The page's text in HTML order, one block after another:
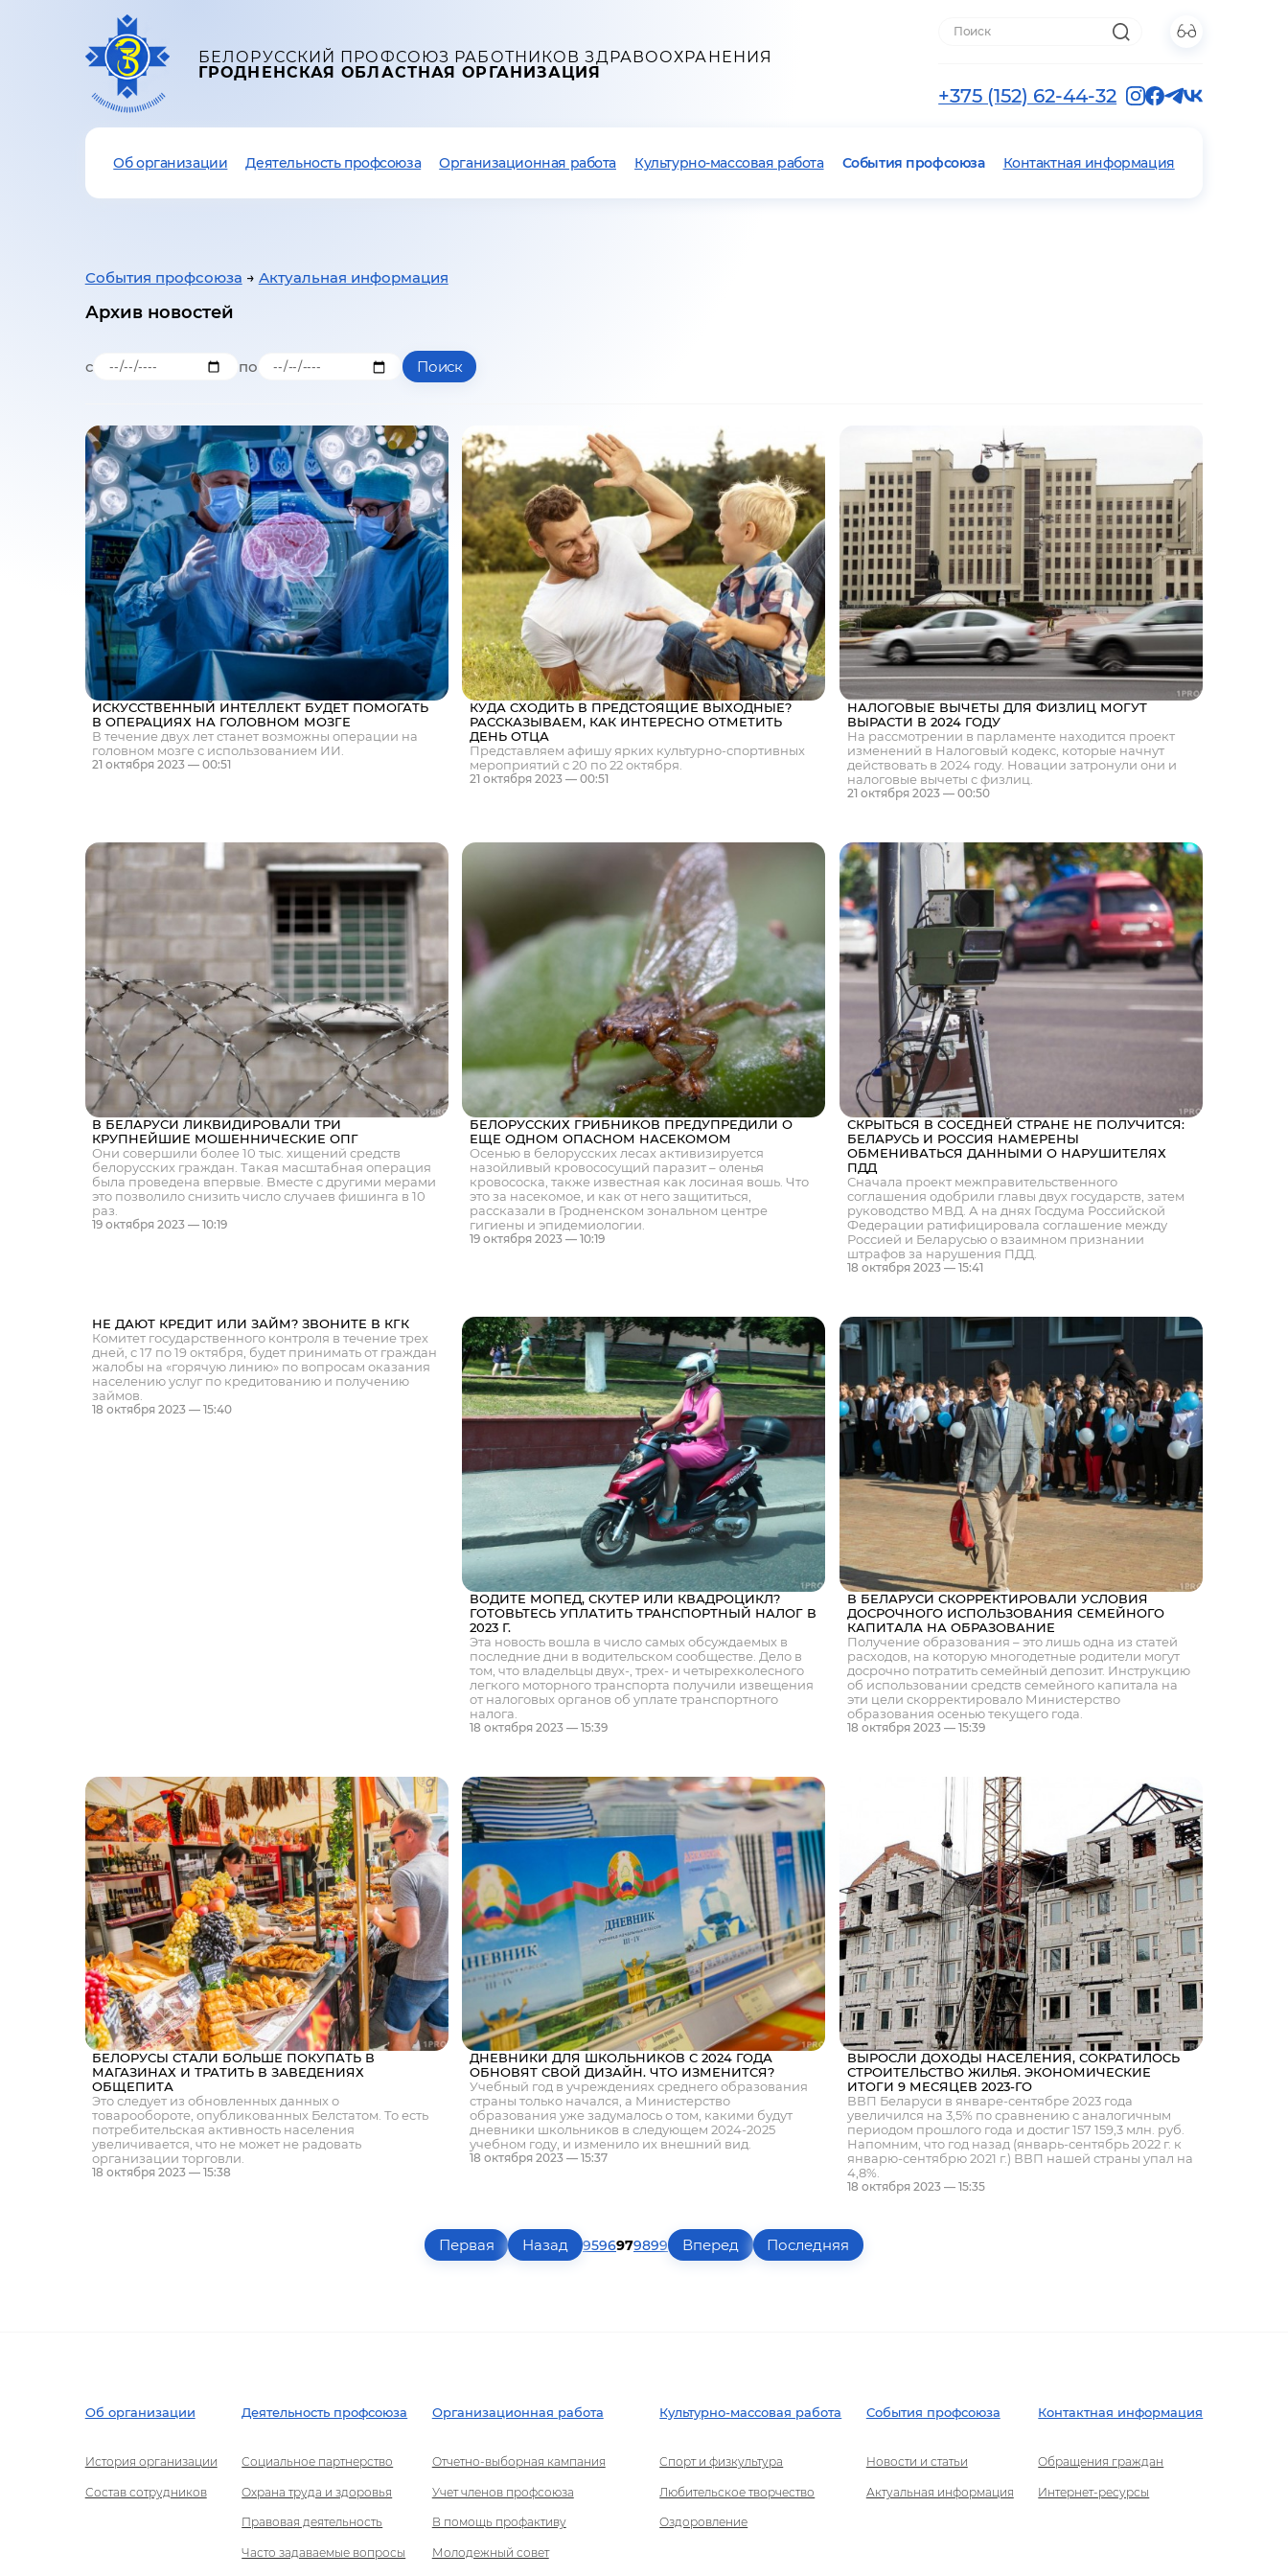
БЕЛОРУССКИЙ ПРОФСОЮЗ РАБОТНИКОВ ЗДРАВООХРАНЕНИЯ
ГРОДНЕНСКАЯ ОБЛАСТНАЯ ОРГАНИЗАЦИЯ
+375 (152) 62-44-32
Об организации Деятельность профсоюза Организационная работа Культурно-массовая работа События профсоюза Контактная информация
События профсоюза → Актуальная информация
Архив новостей
с по
ИСКУССТВЕННЫЙ ИНТЕЛЛЕКТ БУДЕТ ПОМОГАТЬ
В ОПЕРАЦИЯХ НА ГОЛОВНОМ МОЗГЕ
В течение двух лет станет возможны операции на
головном мозге с использованием ИИ.
21 октября 2023 — 00:51
КУДА СХОДИТЬ В ПРЕДСТОЯЩИЕ ВЫХОДНЫЕ?
РАССКАЗЫВАЕМ, КАК ИНТЕРЕСНО ОТМЕТИТЬ
ДЕНЬ ОТЦА
Представляем афишу ярких культурно-спортивных
мероприятий с 20 по 22 октября.
21 октября 2023 — 00:51
НАЛОГОВЫЕ ВЫЧЕТЫ ДЛЯ ФИЗЛИЦ МОГУТ
ВЫРАСТИ В 2024 ГОДУ
На рассмотрении в парламенте находится проект
изменений в Налоговый кодекс, которые начнут
действовать в 2024 году. Новации затронули они и
налоговые вычеты с физлиц.
21 октября 2023 — 00:50
В БЕЛАРУСИ ЛИКВИДИРОВАЛИ ТРИ
КРУПНЕЙШИЕ МОШЕННИЧЕСКИЕ ОПГ
Они совершили более 10 тыс. хищений средств
белорусских граждан. Такая масштабная операция
была проведена впервые. Вместе с другими мерами
это позволило снизить число случаев фишинга в 10
раз.
19 октября 2023 — 10:19
БЕЛОРУССКИХ ГРИБНИКОВ ПРЕДУПРЕДИЛИ О
ЕЩЕ ОДНОМ ОПАСНОМ НАСЕКОМОМ
Осенью в белорусских лесах активизируется
назойливый кровососущий паразит – оленья
кровососка, также известная как лосиная вошь. Что
это за насекомое, и как от него защититься,
рассказали в Гродненском зональном центре
гигиены и эпидемиологии.
19 октября 2023 — 10:19
СКРЫТЬСЯ В СОСЕДНЕЙ СТРАНЕ НЕ ПОЛУЧИТСЯ:
БЕЛАРУСЬ И РОССИЯ НАМЕРЕНЫ
ОБМЕНИВАТЬСЯ ДАННЫМИ О НАРУШИТЕЛЯХ
ПДД
Сначала проект межправительственного
соглашения одобрили главы двух государств, затем
руководство МВД. А на днях Госдума Российской
Федерации ратифицировала соглашение между
Россией и Беларусью о взаимном признании
штрафов за нарушения ПДД.
18 октября 2023 — 15:41
НЕ ДАЮТ КРЕДИТ ИЛИ ЗАЙМ? ЗВОНИТЕ В КГК
Комитет государственного контроля в течение трех
дней, с 17 по 19 октября, будет принимать от граждан
жалобы на «горячую линию» по вопросам оказания
населению услуг по кредитованию и получению
займов.
18 октября 2023 — 15:40
ВОДИТЕ МОПЕД, СКУТЕР ИЛИ КВАДРОЦИКЛ?
ГОТОВЬТЕСЬ УПЛАТИТЬ ТРАНСПОРТНЫЙ НАЛОГ В
2023 Г.
Эта новость вошла в число самых обсуждаемых в
последние дни в водительском сообществе. Дело в
том, что владельцы двух-, трех- и четырехколесного
легкого моторного транспорта получили извещения
от налоговых органов об уплате транспортного
налога.
18 октября 2023 — 15:39
В БЕЛАРУСИ СКОРРЕКТИРОВАЛИ УСЛОВИЯ
ДОСРОЧНОГО ИСПОЛЬЗОВАНИЯ СЕМЕЙНОГО
КАПИТАЛА НА ОБРАЗОВАНИЕ
Получение образования – это лишь одна из статей
расходов, на которую многодетные родители могут
досрочно потратить семейный депозит. Инструкцию
об использовании средств семейного капитала на
эти цели скорректировало Министерство
образования осенью текущего года.
18 октября 2023 — 15:39
БЕЛОРУСЫ СТАЛИ БОЛЬШЕ ПОКУПАТЬ В
МАГАЗИНАХ И ТРАТИТЬ В ЗАВЕДЕНИЯХ
ОБЩЕПИТА
Это следует из обновленных данных о
товарообороте, опубликованных Белстатом. То есть
потребительская активность населения
увеличивается, что не может не радовать
организации торговли.
18 октября 2023 — 15:38
ДНЕВНИКИ ДЛЯ ШКОЛЬНИКОВ С 2024 ГОДА
ОБНОВЯТ СВОЙ ДИЗАЙН. ЧТО ИЗМЕНИТСЯ?
Учебный год в учреждениях среднего образования
страны только начался, а Министерство
образования уже задумалось о том, какими будут
дневники школьников в следующем 2024-2025
учебном году, и изменило их внешний вид.
18 октября 2023 — 15:37
ВЫРОСЛИ ДОХОДЫ НАСЕЛЕНИЯ, СОКРАТИЛОСЬ
СТРОИТЕЛЬСТВО ЖИЛЬЯ. ЭКОНОМИЧЕСКИЕ
ИТОГИ 9 МЕСЯЦЕВ 2023-ГО
ВВП Беларуси в январе-сентябре 2023 года
увеличился на 3,5% по сравнению с аналогичным
периодом прошлого года и достиг 157 159,3 млн. руб.
Напомним, что год назад (январь-сентябрь 2022 г. к
январю-сентябрю 2021 г.) ВВП нашей страны упал на
4,8%.
18 октября 2023 — 15:35
Первая Назад 9596979899 Вперед Последняя
Об организации
История организации
Состав сотрудников
Деятельность профсоюза
Социальное партнерство
Охрана труда и здоровья
Правовая деятельность
Часто задаваемые вопросы
Организационная работа
Отчетно-выборная кампания
Учет членов профсоюза
В помощь профактиву
Молодежный совет
Культурно-массовая работа
Спорт и физкультура
Любительское творчество
Оздоровление
События профсоюза
Новости и статьи
Актуальная информация
Контактная информация
Обращения граждан
Интернет-ресурсы